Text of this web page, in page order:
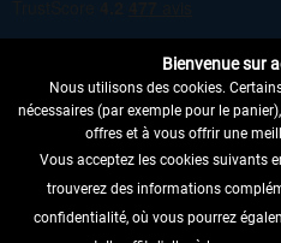
RENONCER AU CONTRAT ICI
INFORMATIONS
Bienvenue sur
Nous utilisons des cookies.
nécessaires (par exemple pour le
offres et à vous offrir une
Vous acceptez les cookies suivants
trouverez des informations
confidentialité, où vous pourrez